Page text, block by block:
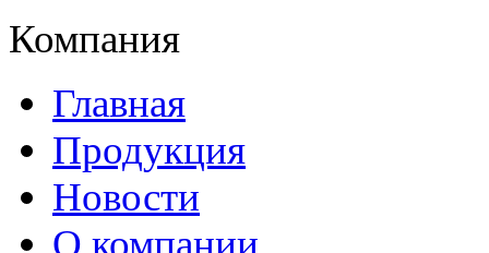
Компания
Главная
Продукция
Новости
О компании